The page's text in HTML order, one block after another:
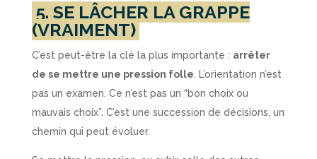
5. SE LÂCHER LA GRAPPE
(VRAIMENT)
C’est peut-être la clé la plus importante : arrêter
de se mettre une pression folle . L’orientation n’est
pas un examen. Ce n’est pas un “bon choix ou
mauvais choix”. C’est une succession de décisions, un
chemin qui peut évoluer.